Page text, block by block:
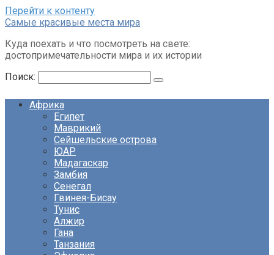
Перейти к контенту
Cамые красивые места мира
Куда поехать и что посмотреть на свете:
достопримечательности мира и их истории
Поиск:
Африка
Египет
Маврикий
Сейшельские острова
ЮАР
Мадагаскар
Замбия
Сенегал
Гвинея-Бисау
Тунис
Алжир
Гана
Танзания